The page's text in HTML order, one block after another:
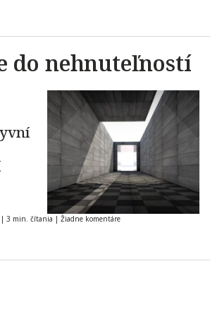
do nehnuteľností
| 3 min. čítania | Žiadne komentáre